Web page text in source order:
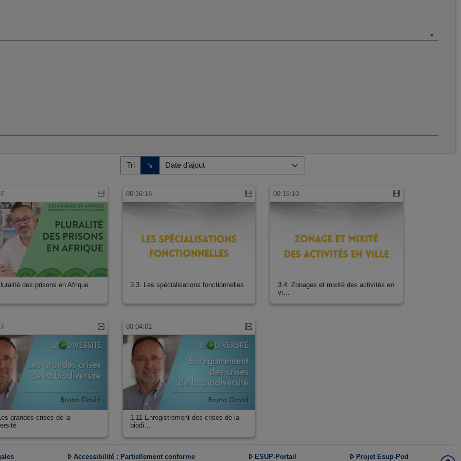
et sociales
Tri ↘
Direction de tri
des prisons en Afrique
00:16:18
3.3. Les spécialisations fonctionnelles
00:15:10
3.4. Zonages et mixité des activités en
vi…
grandes crises de la
00:04:01
1.11 Enregistrement des crises de la
biodi…
Accessibilité : Partiellement conforme ESUP-Portail Projet Esup-Pod